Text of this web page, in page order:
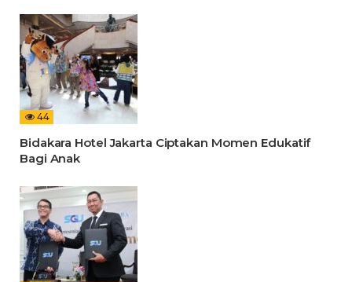
44
Bidakara Hotel Jakarta Ciptakan Momen Edukatif
Bagi Anak